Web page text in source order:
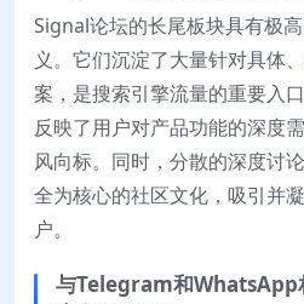
Signal论坛的长尾板块具有极
义。它们沉淀了大量针对具体
案，是搜索引擎流量的重要入
反映了用户对产品功能的深度
风向标。同时，分散的深度讨
全为核心的社区文化，吸引并
户。
与Telegram和WhatsApp